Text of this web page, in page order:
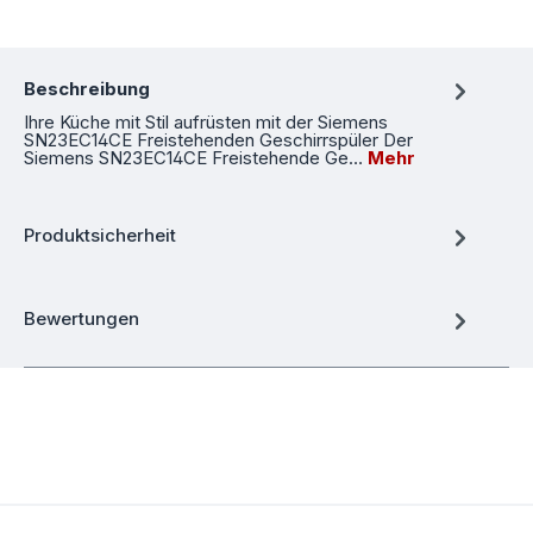
Beschreibung
Ihre Küche mit Stil aufrüsten mit der Siemens
SN23EC14CE Freistehenden Geschirrspüler Der
Siemens SN23EC14CE Freistehende Ge… Mehr
Produktsicherheit
Bewertungen